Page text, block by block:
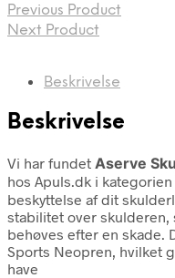
Previous Product
Next Product
Beskrivelse
Beskrivelse
Vi har fundet Aserve
hos Apuls.dk i kategorien
beskyttelse af dit
stabilitet over
behøves efter en skade.
Sports Neopren, hvilket
have